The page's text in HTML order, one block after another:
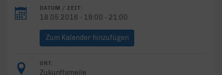
DATUM / ZEIT:
18.05.2016 - 19:00 - 21:00
Zum Kalender hinzufügen
ORT:
Zukunftsmeile